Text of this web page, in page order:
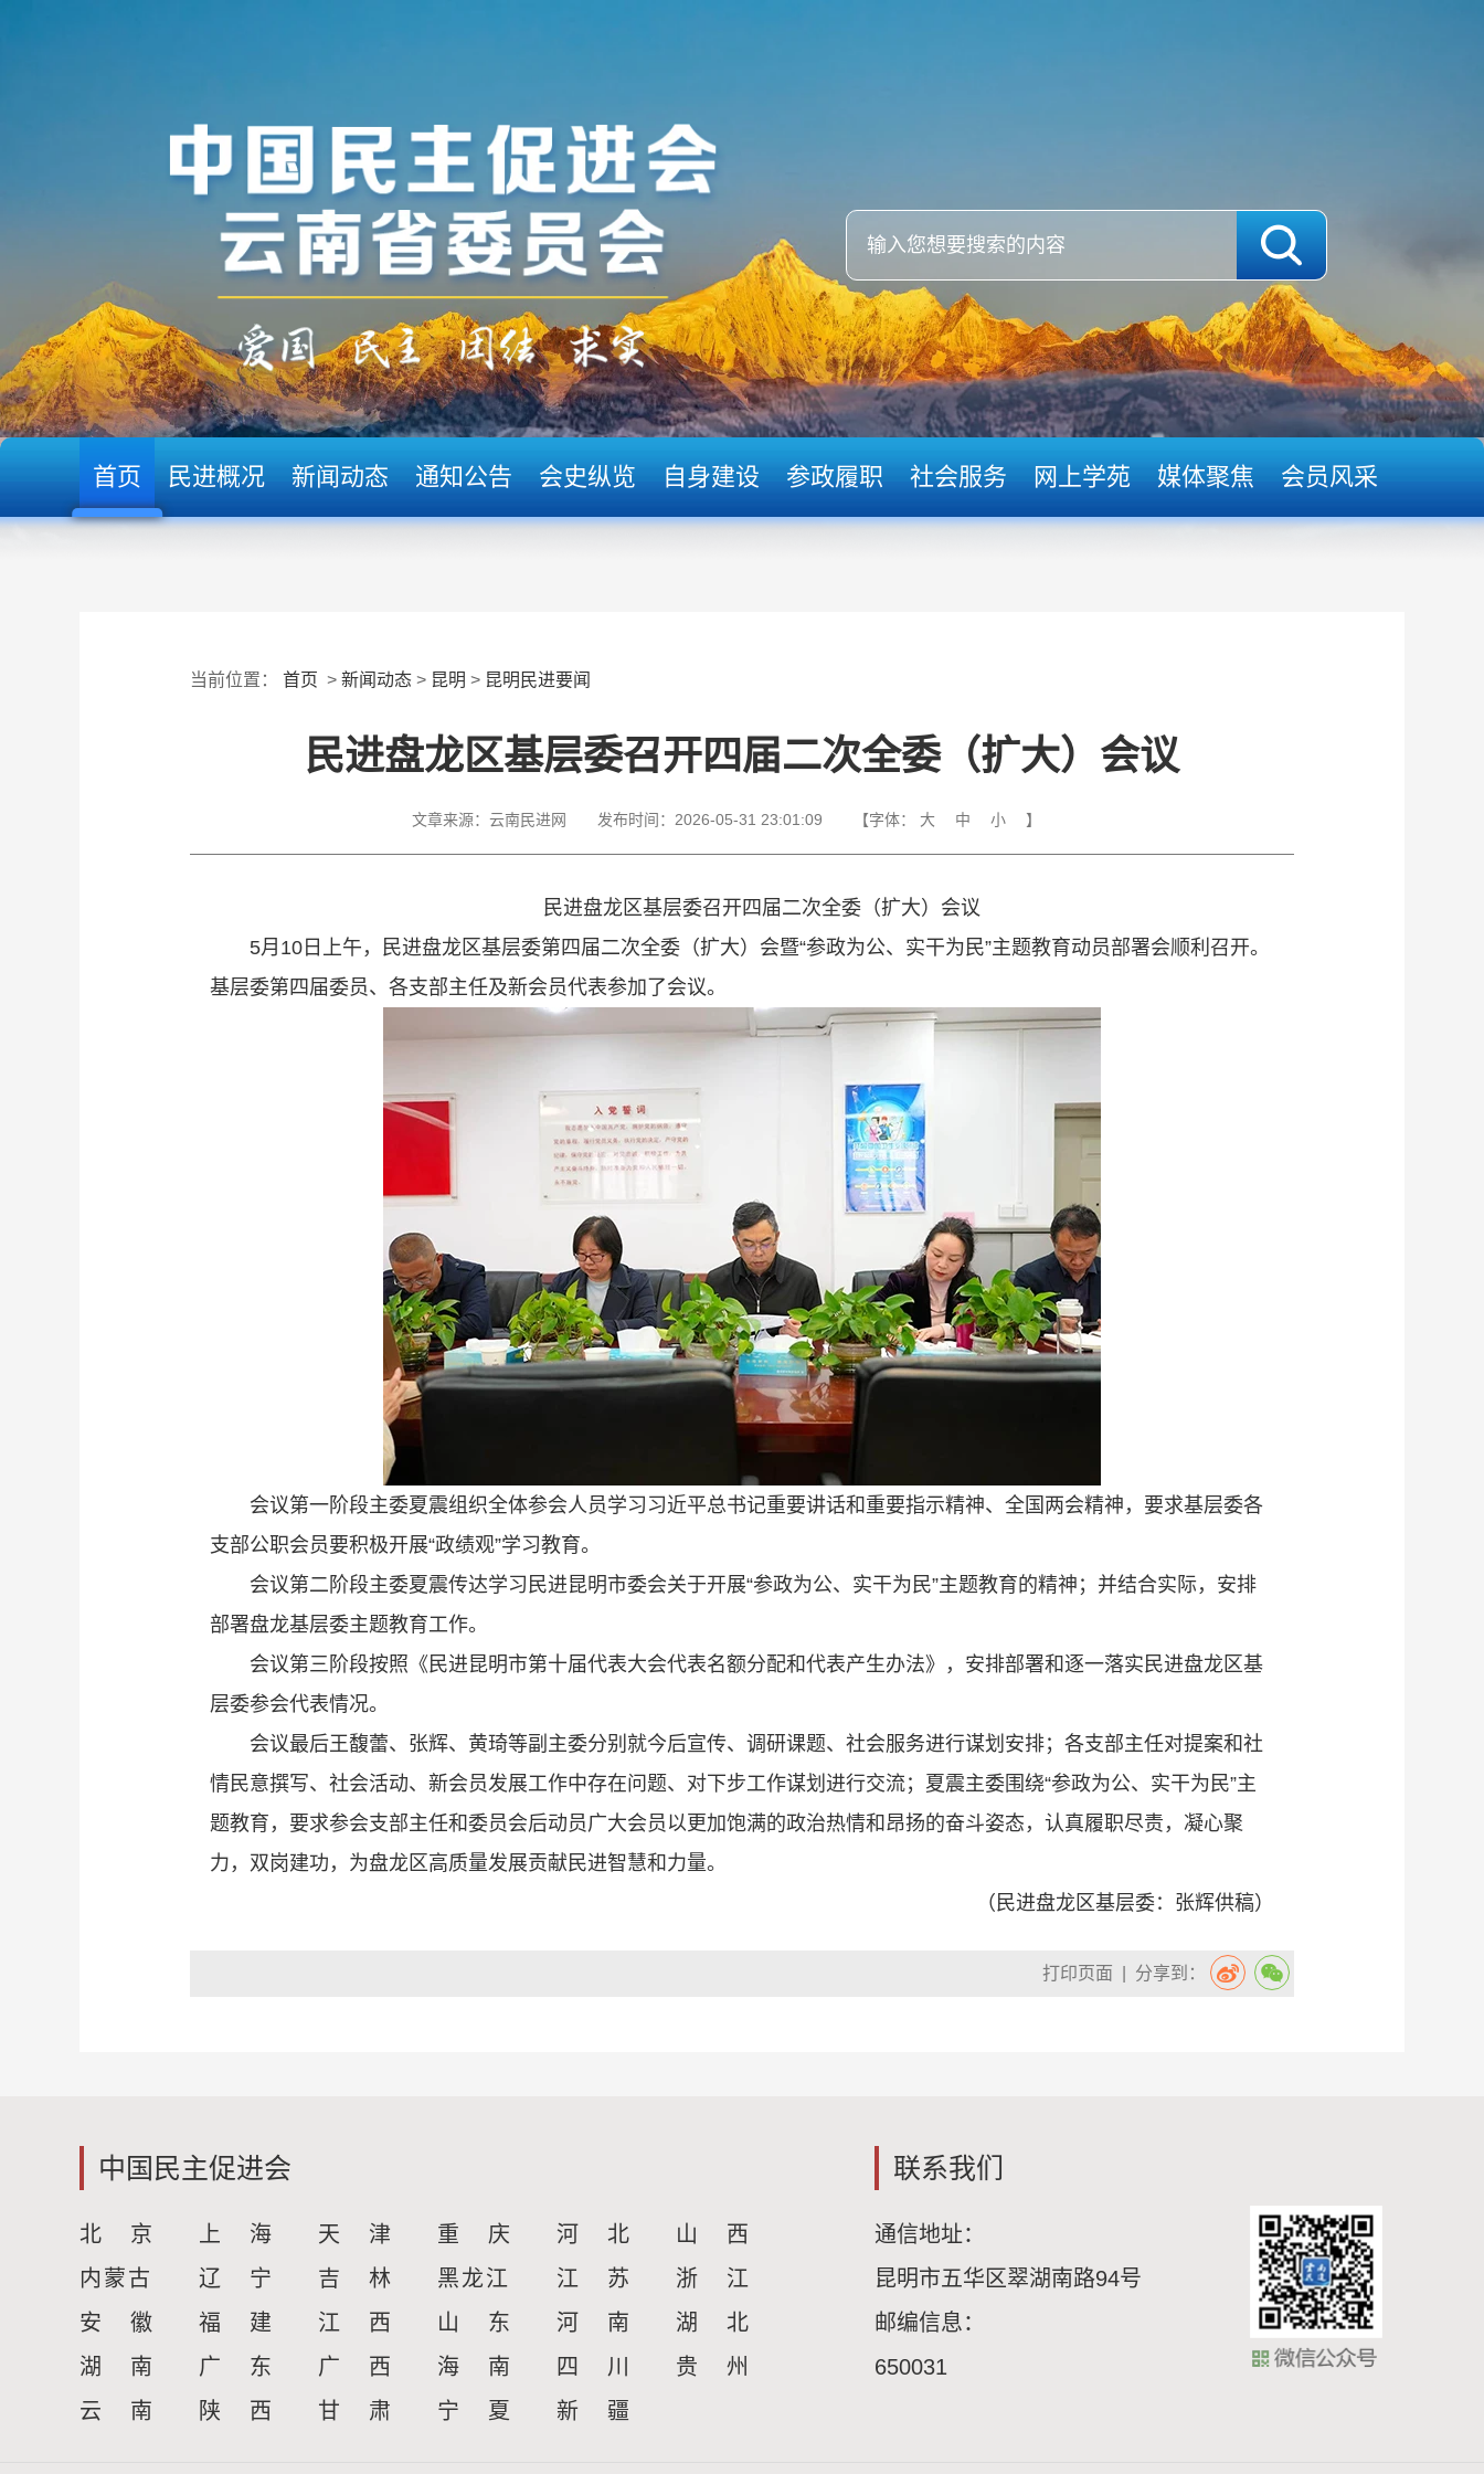
首页 民进概况 新闻动态 通知公告 会史纵览 自身建设 参政履职 社会服务 网上学苑 媒体聚焦 会员风采
当前位置： 首页 > 新闻动态 > 昆明 > 昆明民进要闻
民进盘龙区基层委召开四届二次全委（扩大）会议
文章来源： 云南民进网 发布时间： 2026-05-31 23:01:09 【字体： 大 中 小 】
民进盘龙区基层委召开四届二次全委（扩大）会议
5月10日上午，民进盘龙区基层委第四届二次全委（扩大）会暨“参政为公、实干为民”主题教育动员部署会顺利召开。
基层委第四届委员、各支部主任及新会员代表参加了会议。
会议第一阶段主委夏震组织全体参会人员学习习近平总书记重要讲话和重要指示精神、全国两会精神，要求基层委各
支部公职会员要积极开展“政绩观”学习教育。
会议第二阶段主委夏震传达学习民进昆明市委会关于开展“参政为公、实干为民”主题教育的精神；并结合实际，安排
部署盘龙基层委主题教育工作。
会议第三阶段按照《民进昆明市第十届代表大会代表名额分配和代表产生办法》，安排部署和逐一落实民进盘龙区基
层委参会代表情况。
会议最后王馥蕾、张辉、黄琦等副主委分别就今后宣传、调研课题、社会服务进行谋划安排；各支部主任对提案和社
情民意撰写、社会活动、新会员发展工作中存在问题、对下步工作谋划进行交流；夏震主委围绕“参政为公、实干为民”主
题教育，要求参会支部主任和委员会后动员广大会员以更加饱满的政治热情和昂扬的奋斗姿态，认真履职尽责，凝心聚
力，双岗建功，为盘龙区高质量发展贡献民进智慧和力量。
（民进盘龙区基层委：张辉供稿）
| 分享到：
打印页面
中国民主促进会
北 京 上 海 天 津 重 庆 河 北
山 西
内蒙古
辽 宁 吉 林 黑龙江 江 苏
浙 江
安 徽
福 建 江 西 山 东 河 南
湖 北
湖 南
广 东 广 西 海 南 四 川
贵 州
云 南
陕 西 甘 肃 宁 夏 新 疆
联系我们
通信地址：
昆明市五华区翠湖南路94号
邮编信息：
650031